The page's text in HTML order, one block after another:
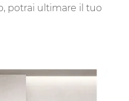
potrai ultimare il tuo